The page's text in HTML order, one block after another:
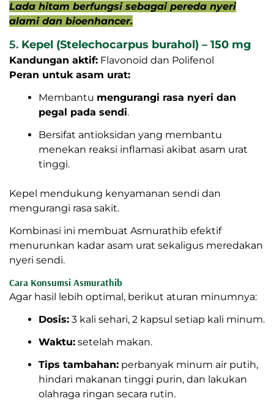
Lada hitam berfungsi sebagai pereda nyeri
alami dan bioenhancer.
5. Kepel (Stelechocarpus burahol) – 150 mg
Kandungan aktif: Flavonoid dan Polifenol
Peran untuk asam urat:
Membantu mengurangi rasa nyeri dan
pegal pada sendi.
Bersifat antioksidan yang membantu
menekan reaksi inflamasi akibat asam urat
tinggi.
Kepel mendukung kenyamanan sendi dan
mengurangi rasa sakit.
Kombinasi ini membuat Asmurathib efektif
menurunkan kadar asam urat sekaligus meredakan
nyeri sendi.
Cara Konsumsi Asmurathib
Agar hasil lebih optimal, berikut aturan minumnya:
Dosis: 3 kali sehari, 2 kapsul setiap kali minum.
Waktu: setelah makan.
Tips tambahan: perbanyak minum air putih,
hindari makanan tinggi purin, dan lakukan
olahraga ringan secara rutin.